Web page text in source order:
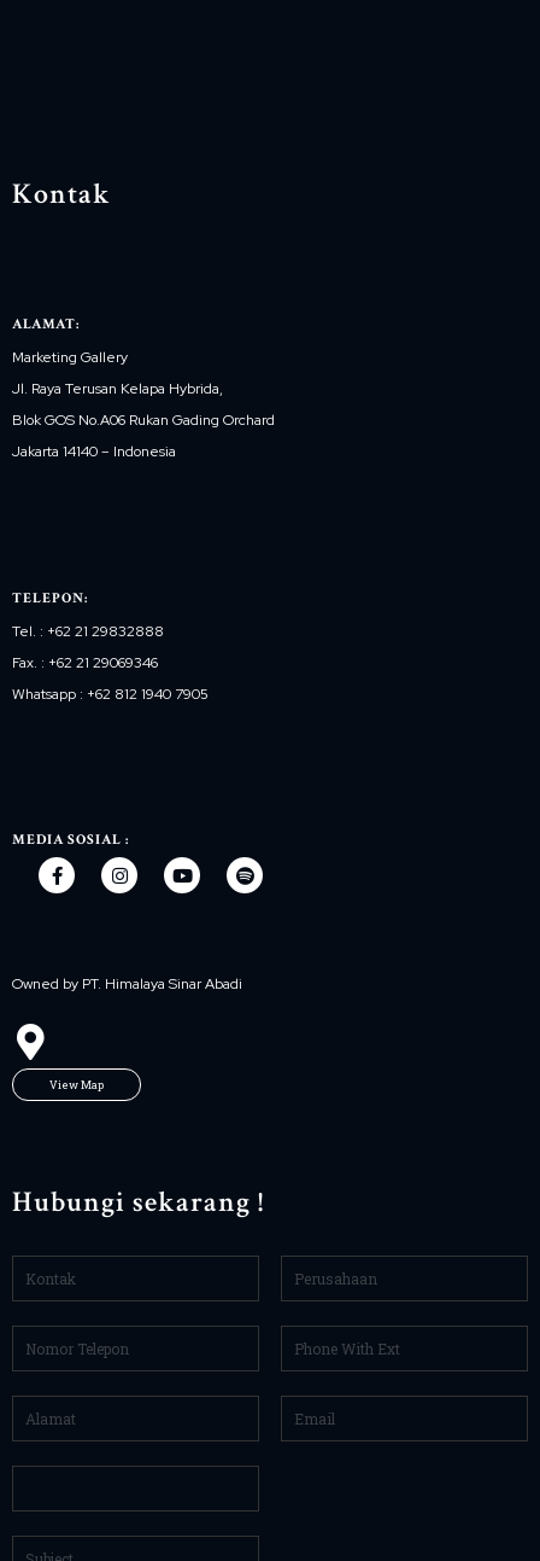
Kontak
ALAMAT:
Marketing Gallery
Jl. Raya Terusan Kelapa Hybrida,
Blok GOS No.A06 Rukan Gading Orchard
Jakarta 14140 – Indonesia
TELEPON:
Tel. : +62 21 29832888
Fax. : +62 21 29069346
Whatsapp : +62 812 1940 7905
MEDIA SOSIAL :
Owned by PT. Himalaya Sinar Abadi
View Map
Hubungi sekarang !